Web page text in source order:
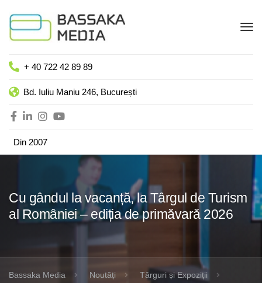
+ 40 722 42 89 89
Bd. Iuliu Maniu 246, București
Din 2007
Cu gândul la vacanță, la Târgul de Turism
al României – ediția de primăvară 2026
Bassaka Media Noutăți Târguri și Expoziții